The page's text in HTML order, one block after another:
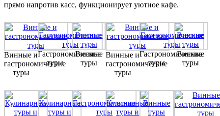
прямо напротив касс, функционирует уютное кафе.
Винные и
гастрономические
туры
Гастрономические
туры
Винные
туры
Винные и
гастрономические
туры
Гастрономические
туры
Винные
туры